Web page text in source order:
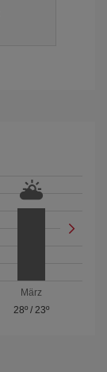
März
28º /23º